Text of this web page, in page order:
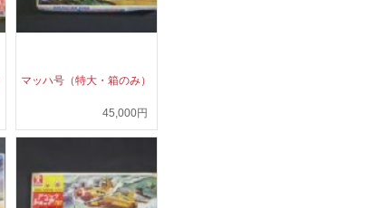
マッハ号（特大・箱のみ）
45,000円